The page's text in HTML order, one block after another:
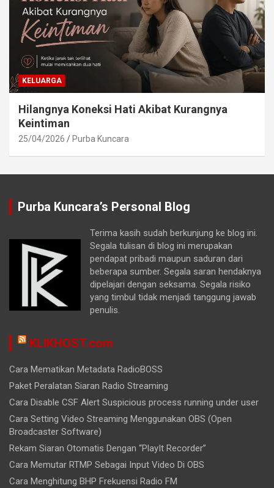
KELUARGA
Hilangnya Koneksi Hati Akibat Kurangnya
Keintiman
25/04/2026 Purba Kuncara
Purba Kuncara’s Personal Blog
Terima kasih sudah berkunjung ke blog ini.
Segala tulisan di blog ini merupakan
pendapat pribadi maupun saduran dari
beberapa sumber. Segala saran hendaknya
dipelajari dengan seksama. Segala risiko
yang timbul tidak menjadi tanggung jawab
penulis.
KLIKHOST.com
Cara Mematikan Metadata RadioBOSS
Paket Peralatan Siaran Radio Streaming
Cara Disable CSF Alert Suspicious process running under user
Cara Setting Video Streaming Menggunakan OBS (Open
Broadcaster Software)
Rekam Siaran Otomatis Dengan “PlayIt Recorder”
Cara Memutar RTMP Sebagai Input Video Di OBS
Cara Menghitung BHP Frekuensi Radio FM